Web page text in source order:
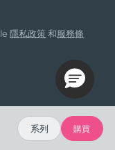
隱私政策 和服務條
系列 購買